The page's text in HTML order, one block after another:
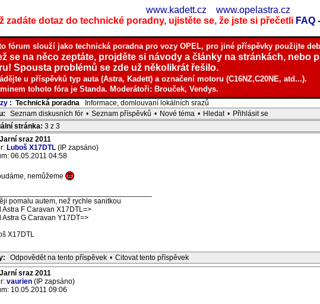
www.kadett.cz
www.opelastra.cz
zadáte dotaz do technické poradny, ujistěte se, že jste si přečetli FAQ
fórum slouží jako technická poradna pro vozy OPEL, pro jiné příspěvky použijte
se na něco zeptáte, projděte si návody a články na stránkách, nebo
Spousta problémů se zde už několikrát řešilo.
u příspěvků typ auta (Astra, Kadett) a označení motoru (C16NZ,C20NE, atd...).
tohoto fóra je Standa. Moderátoři: Brouček, Vendys.
: Technická poradna Informace, domlouvaní lokálních srazů
Seznam diskusních fór • Seznam příspěvků • Nové téma • Hledat • Přihlásit se
stránka: 3 z 3
sraz 2011
Luboš X17DTL (IP zapsáno)
06.05.2011 04:58
nemůžeme
pomalu autem, než rychle sanitkou
Astra F Caravan X17DTL=>
Astra G Caravan Y17DT=>
X17DTL
Odpovědět na tento příspěvek • Citovat tento příspěvek
sraz 2011
vaurien (IP zapsáno)
10.05.2011 09:06